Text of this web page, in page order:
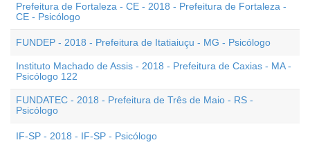
Prefeitura de Fortaleza - CE - 2018 - Prefeitura de Fortaleza -
CE - Psicólogo
FUNDEP - 2018 - Prefeitura de Itatiaiuçu - MG - Psicólogo
Instituto Machado de Assis - 2018 - Prefeitura de Caxias - MA -
Psicólogo 122
FUNDATEC - 2018 - Prefeitura de Três de Maio - RS -
Psicólogo
IF-SP - 2018 - IF-SP - Psicólogo